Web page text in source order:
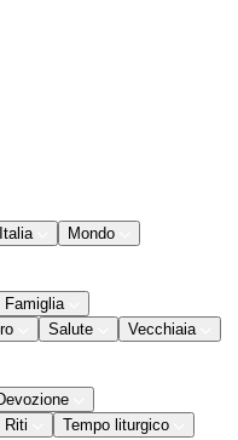
Italia
Mondo
Famiglia
Salute
Vecchiaia
Riti
Tempo liturgico